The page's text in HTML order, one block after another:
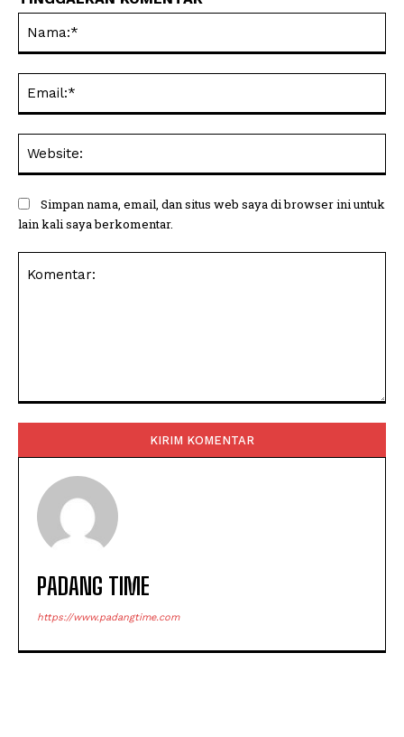
Simpan nama, email, dan situs web saya di browser ini untuk
lain kali saya berkomentar.
PADANG TIME
https://www.padangtime.com